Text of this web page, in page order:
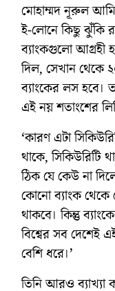
মোহাম্মদ নূরুল
ই-লোনে কিছু ঝুঁকি
ব্যাংকগুলো আগ্রহী
দিল, সেখান থেকে
ব্যাংকের লস হবে।
এই নয় শতাংশের
‘কারণ এটা
থাকে, সিকিউরিটি
ঠিক যে কেউ না
কোনো ব্যাংক থেকে
থাকবে। কিন্তু
বিশ্বের সব দেশেই
বেশি ধরে।’
তিনি আরও ব্যাখ্যা